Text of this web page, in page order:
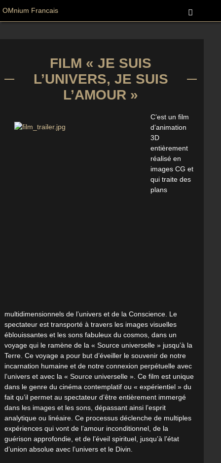
OMnium Francais
FILM « JE SUIS
L’UNIVERS, JE SUIS
L’AMOUR »
C’est un film
d’animation
3D
entièrement
réalisé en
images CG et
qui traite des
plans
multidimensionnels de l’univers et de la Conscience. Le
spectateur est transporté à travers les images visuelles
éblouissantes et les sons fabuleux du cosmos, dans un
voyage qui le ramène de la « Source universelle » jusqu’à la
Terre. Ce voyage a pour but d’éveiller le souvenir de notre
incarnation humaine et de notre connexion perpétuelle avec
l’univers et avec la « Source universelle ». Ce film est unique
dans le genre du cinéma contemplatif ou « expérientiel » du
fait qu’il permet au spectateur d’être entièrement immergé
dans les images et les sons, dépassant ainsi l’esprit
analytique ou linéaire. Ce processus déclenche de multiples
expériences qui vont de l’amour inconditionnel, de la
guérison approfondie, et de l’éveil spirituel, jusqu’à l’état
d’union absolue avec l’univers et le Divin.